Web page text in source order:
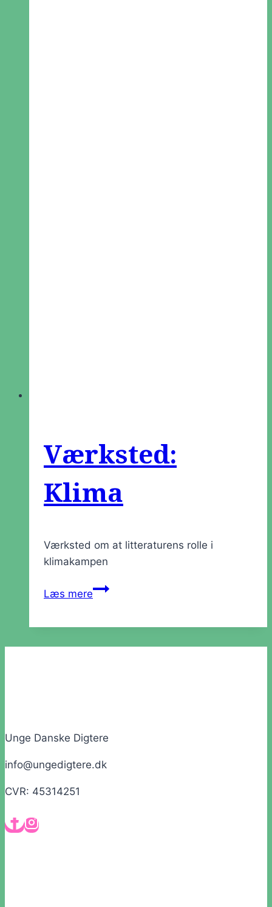
Værksted:
Klima
Værksted om at litteraturens rolle i
klimakampen
Læs mereVærksted:
Unge Danske Digtere
info@ungedigtere.dk
CVR: 45314251